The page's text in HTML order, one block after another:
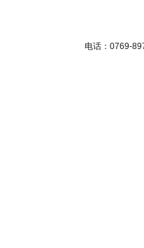
电话：0769-